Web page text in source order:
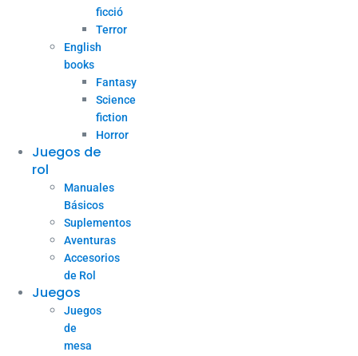
ficció
Terror
English
books
Fantasy
Science
fiction
Horror
Juegos de
rol
Manuales
Básicos
Suplementos
Aventuras
Accesorios
de Rol
Juegos
Juegos
de
mesa